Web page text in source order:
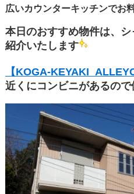
広いカウンターキッチンでお
本日のおすすめ物件は、
紹介いたします
【KOGA-KEYAKI
近くにコンビニがあるので